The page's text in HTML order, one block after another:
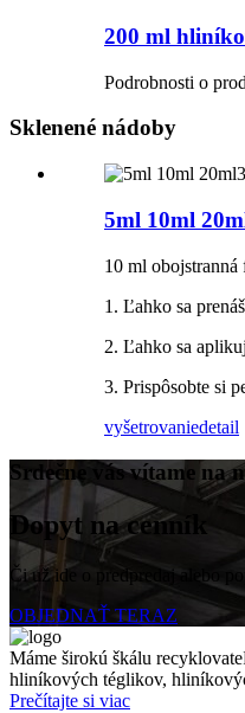
200 ml
Podrobnosti o
Sklenené nádoby
5ml 10ml
10 ml
1. Ľahko sa
2. Ľahko sa
3. Prispôsobte si
vyšetrovaniedetail
Srdečne vás vítame na
Dopyt na cenník
Či už ide o predpredaj alebo
OBJEDNAŤ TERAZ
Máme širokú škálu
hliníkových téglikov,
Prečítajte si viac